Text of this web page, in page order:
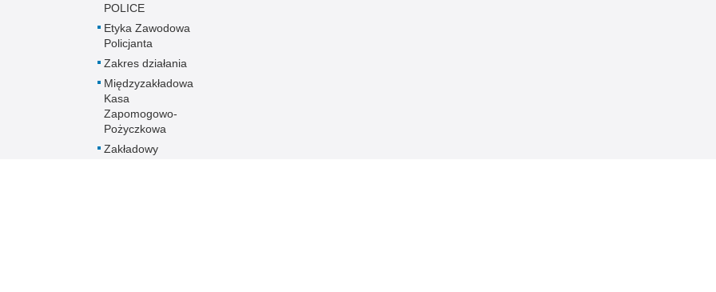
POLICE
Etyka Zawodowa
Policjanta
Zakres działania
Międzyzakładowa
Kasa
Zapomogowo-
Pożyczkowa
Zakładowy